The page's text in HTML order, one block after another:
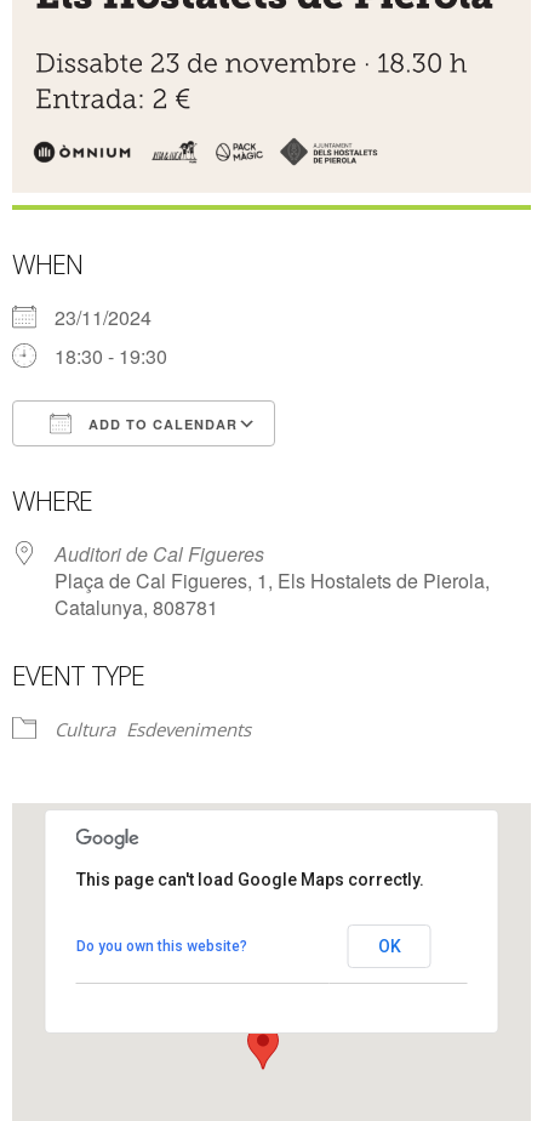
WHEN
23/11/2024
18:30 - 19:30
ADD TO CALENDAR
WHERE
Auditori de Cal Figueres
Plaça de Cal Figueres, 1, Els Hostalets de Pierola,
Catalunya, 808781
EVENT TYPE
Cultura Esdeveniments
Plaça de Cal Figueres, 1 - Els Hostalets de Pierola
View Events
This page can't load Google Maps correctly.
Do you own this website? OK